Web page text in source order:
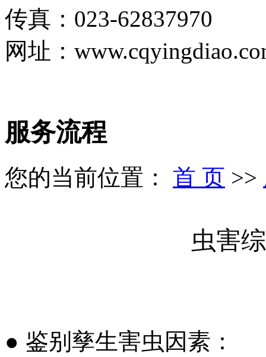
传真：023-62837970
网址：
服务流程
您的当前位置： 首 页 >>
虫害
● 鉴别孳生害虫因素 ：